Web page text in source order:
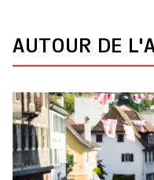
AUTOUR DE